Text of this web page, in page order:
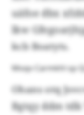
uäfoe dbx
lkw
kcb Boatyts.
Moqv Carmkhl sp
Ohans otq
Bgtqy ddm